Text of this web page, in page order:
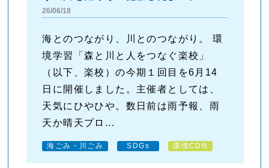
26/06/18
海とのつながり、川とのつながり。 環
境学習「森と川と人をつなぐ楽校」
（以下、楽校）の今期１回目を6月14
日に開催しました。主催者としては、
天気にひやひや。数日前は雨予報、雨
天か晴天プロ...
海ごみ・川ごみ SDGs 環境CDN